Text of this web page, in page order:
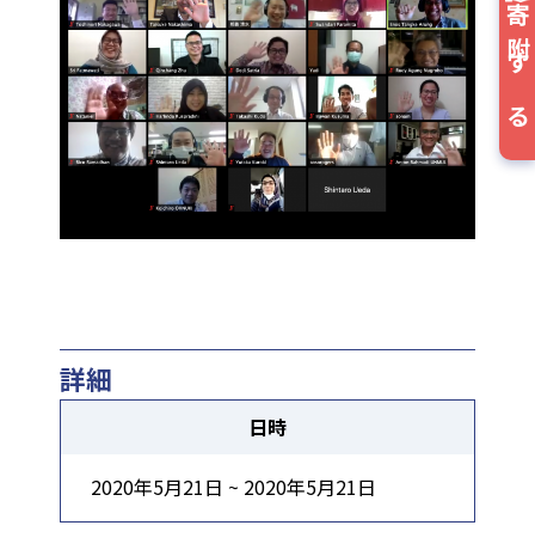
寄附する
詳細
日時
2020年5月21日 ~ 2020年5月21日